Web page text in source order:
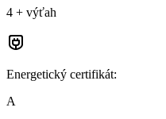
4 + výťah
Energetický certifikát:
A